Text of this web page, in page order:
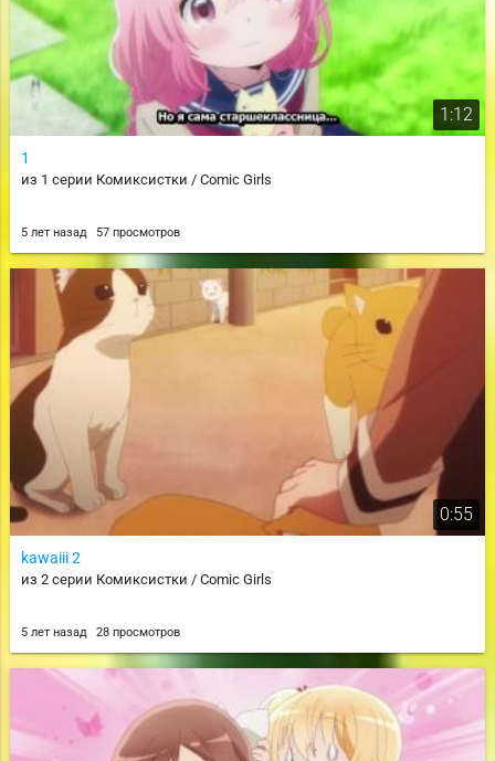
1:12
1
из 1 серии Комиксистки / Comic Girls
5 лет назад 57 просмотров
0:55
kawaiii 2
из 2 серии Комиксистки / Comic Girls
5 лет назад 28 просмотров